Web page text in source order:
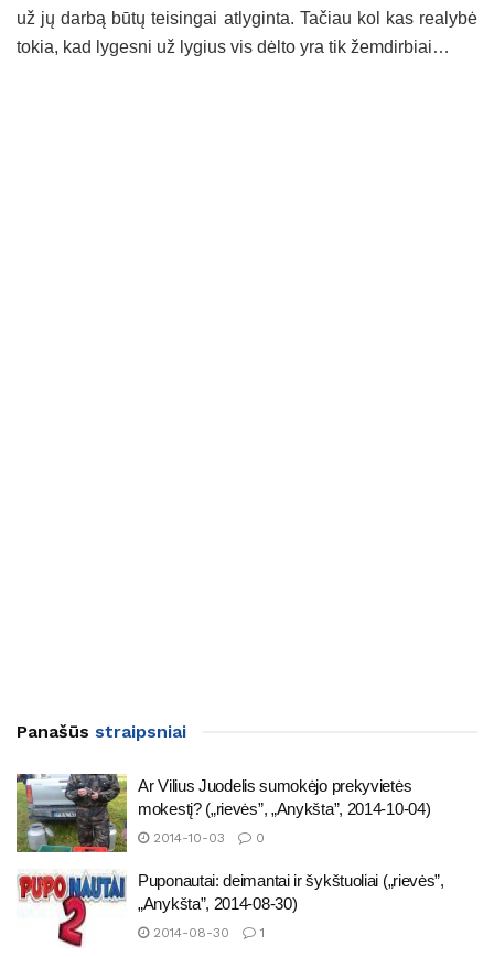
už jų darbą būtų teisingai atlyginta. Tačiau kol kas realybė
tokia, kad lygesni už lygius vis dėlto yra tik žemdirbiai…
Panašūs straipsniai
Ar Vilius Juodelis sumokėjo prekyvietės
mokestį? („rievės”, „Anykšta”, 2014-10-04)
2014-10-03 0
Puponautai: deimantai ir šykštuoliai („rievės”,
„Anykšta”, 2014-08-30)
2014-08-30 1